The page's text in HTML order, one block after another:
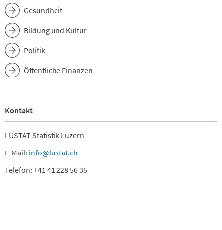
Gesundheit
Bildung und Kultur
Politik
Öffentliche Finanzen
Kontakt
LUSTAT Statistik Luzern
E-Mail: info@lustat.ch
Telefon: +41 41 228 56 35